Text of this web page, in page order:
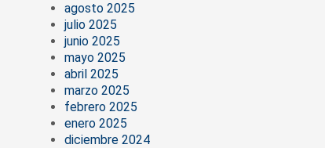
agosto 2025
julio 2025
junio 2025
mayo 2025
abril 2025
marzo 2025
febrero 2025
enero 2025
diciembre 2024